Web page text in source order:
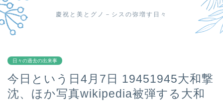
慶祝と美とグノ－シスの弥増す日々
日々の過去の出来事
今日という日4月7日 19451945大和撃
沈、ほか写真wikipedia被弾する大和